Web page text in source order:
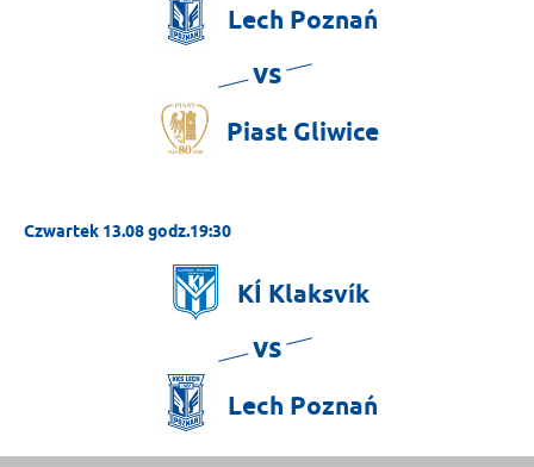
Lech Poznań
vs
Piast Gliwice
Czwartek 13.08 godz.19:30
KÍ Klaksvík
vs
Lech Poznań